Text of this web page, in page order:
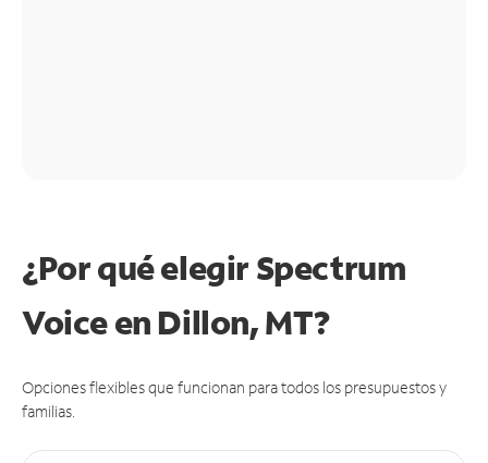
¿Por qué elegir Spectrum
Voice en Dillon, MT?
Opciones flexibles que funcionan para todos los presupuestos y
familias.